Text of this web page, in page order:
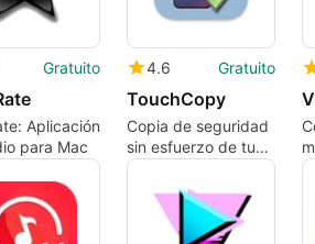
Gratuito
Aplicación
para Mac
4.6 Gratuito
TouchCopy
Copia de seguridad
sin esfuerzo de tu
contenido de iPod e